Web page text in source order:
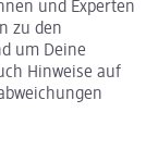
und Experten
zu den
um Deine
Hinweise auf